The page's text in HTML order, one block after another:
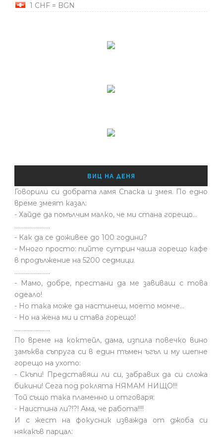
1 CHF = BGN
ВИЦ НА ДЕНЯ
Говорили си добрата ламя Спаска и змея. По едно
време змеят казал:
- Хайде да помълчим малко, че ми стана горещо...
........................
- Как да се доживее до 100 години?
- Много просто: пийте сутрин чаша горещо кафе
в продължение на 5200 седмици.
........................
- Мамо, добре, престани да ме завиваш с това
одеало!
- Но така може да настинеш, моето момче…
- Но на жена ми и става горещо!
........................
По време на коктейл, дама, изпила повечко вино
замъква съпруга си в един тъмен ъгъл и му шепне
горещо на ухото:
- Скъпи! Представяш ли си, забравих да си сложа
бикини! Сега под роклята НЯМАМ НИЩО!!!
Той също така пламенно и отговаря:
- Наистина ли?!?! Ама, че работа!!!!
И с жест на фокусник изважда от джоба си
някакъв парцал: